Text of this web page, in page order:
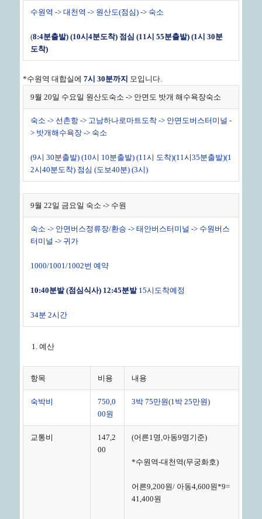
수원역 -> 대천역 -> 원산도(점심) -> 숙소
(8:4분출발) (10시 4분도착) 점심 (11시 55분출발) (1시 30분
도착)
*수원역 대합실에 7시 30분까지 모입니다.
9월 20일 수요일 원산도숙소 -> 안면도 밧개 해수욕장숙소
숙소 -> 선촌항 -> 고남하나로마트도착 -> 안면도버스터미널 -
> 밧개해수욕장 -> 숙소
(9시 30분출발) (10시 10분출발) (11시 도착)(11시35분출발)(1
2시40분도착) 점심 (도보40분) (3시)
9월 22일 금요일 숙소 -> 수원
숙소 -> 안면버스정류장/환승 -> 태안버스터미널 -> 수원버스
터미널 -> 귀가
1000/1001/1002번 예약
10:40분발(점심식사) 12:45분발 15시도착예정
34분 2시간
예산
항목 비용 내용
숙박비
750,0
00원
3박 75만원(1박 25만원)
교통비
147,2
00
(어른1명,아동9명기준)
*수원역-대천역(무궁화호)
어른9,200원/ 아동4,600원*9=
41,400원